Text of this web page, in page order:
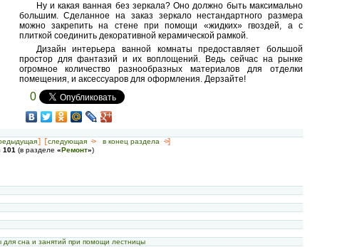
Ну и какая ванная без зеркала? Оно должно быть максимально
большим. Сделанное на заказ зеркало нестандартного размера
можно закрепить на стене при помощи «жидких» гвоздей, а с
плиткой соединить декоративной керамической рамкой.
Дизайн интерьера ванной комнаты предоставляет большой
простор для фантазий и их воплощений. Ведь сейчас на рынке
огромное количество разнообразных материалов для отделки
помещения, и аксессуаров для оформления. Дерзайте!
0
] [ следующая -> в конец раздела ->]
101 (в разделе «Ремонт»)
для сна и занятий при помощи лестницы